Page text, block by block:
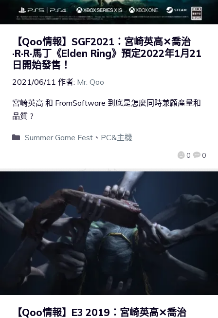
【Qoo情報】SGF2021：宮崎英高✕喬治
·R·R·馬丁《Elden Ring》預定2022年1月21
日開始發售！
2021/06/11 作者: Mr. Qoo
0 0
宮崎英高 和 FromSoftware 到底是怎麼同時兼顧產量和
品質 ?
Summer Game Fest、 PC&主機
【Qoo情報】E3 2019：宮崎英高✕喬治